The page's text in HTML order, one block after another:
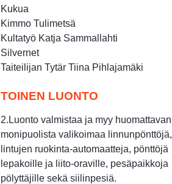
Kukua
Kimmo Tulimetsä
Kultatyö Katja Sammallahti
Silvernet
Taiteilijan Tytär Tiina Pihlajamäki
TOINEN LUONTO
2.Luonto valmistaa ja myy huomattavan
monipuolista valikoimaa linnunpönttöjä,
lintujen ruokinta-automaatteja, pönttöjä
lepakoille ja liito-oraville, pesäpaikkoja
pölyttäjille sekä siilinpesiä.